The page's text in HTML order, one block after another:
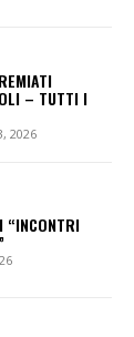
– TUTTI I
2026
“INCONTRI